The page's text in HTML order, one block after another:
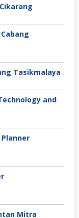
Tasikmalaya
and
Mitra